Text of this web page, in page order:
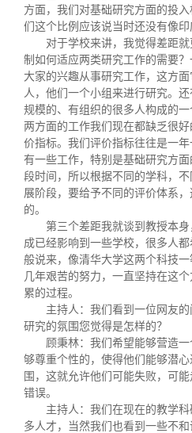
方面，我们对基础研究方面的投
们这个比例应该说当时还没有像印
对于学校来讲，我觉得差距
制如何适应两类研究工作的需要
大家的兴趣从事研究工作，这方
人，他们一个小组来进行研究。
规模的、有组织的很多人构成的
两方面的工作我们现在都缺乏很
价指标。我们评价指标往往是一
有一些工作，特别是基础研究方
段时间，所以根据不同的学科，
展阶段，要给予不同的评价体系
的。
第三个差距我就谈到教授本
成已经影响到一些学校，很多人
般说来，像清华大学这两个科技
几年艰苦的努力，一直坚持在这
累的过程。
主持人：我们看到一位网友
研究的氛围您觉得是怎样的？
顾秉林：我们希望能够营造
够尊重个性的，使得他们能够潜
围，这就允许他们可能失败，可
错误。
主持人：我们在现在的教学
多人才，当然我们也看到一些不